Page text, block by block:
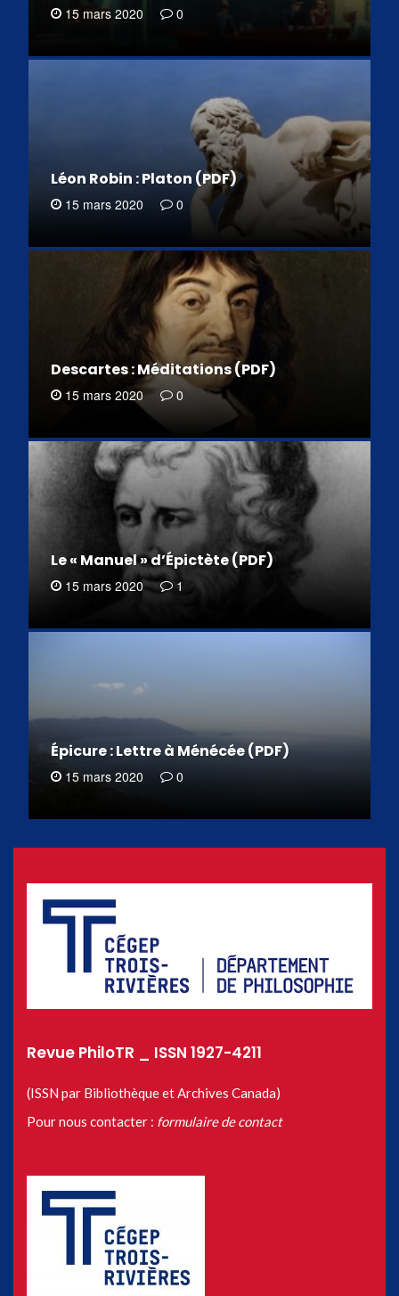
15 mars 2020 0
Léon Robin : Platon (PDF)
15 mars 2020 0
Descartes : Méditations (PDF)
15 mars 2020 0
Le « Manuel » d’Épictète (PDF)
15 mars 2020 1
Épicure : Lettre à Ménécée (PDF)
15 mars 2020 0
Revue PhiloTR _ ISSN 1927-4211
(ISSN par Bibliothèque et Archives Canada)
Pour nous contacter : formulaire de contact